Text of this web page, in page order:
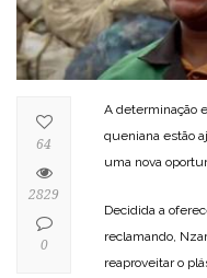
A determinação
queniana estão
uma nova
Decidida a
reclamando,
reaproveitar o
64
2829
0